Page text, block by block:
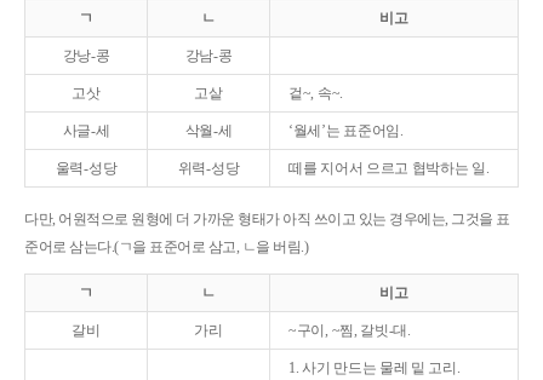
ㄱ ㄴ 비고
강낭-콩 강남-콩
고삿 고샅 겉~, 속~.
사글-세 삭월-세 ‘월세’는 표준어임.
울력-성당 위력-성당 떼를 지어서 으르고 협박하는 일.
다만, 어원적으로 원형에 더 가까운 형태가 아직 쓰이고 있는 경우에는, 그것을 표
준어로 삼는다.(ㄱ을 표준어로 삼고, ㄴ을 버림.)
ㄱ ㄴ 비고
갈비 가리 ~구이, ~찜, 갈빗-대.
1. 사기 만드는 물레 밑 고리.